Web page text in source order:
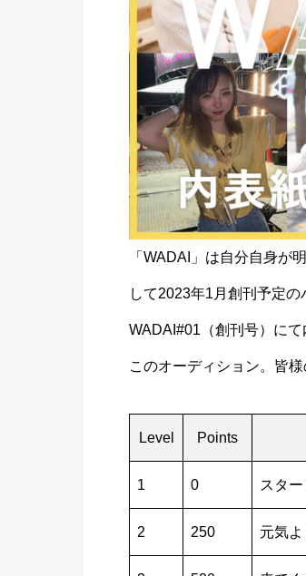
「WADAI」は自分自身が
して2023年1月創刊予定
WADAI#01（創刊号）に
このオーディション。皆
Level Points
1 0 スター
2 250 元気よ